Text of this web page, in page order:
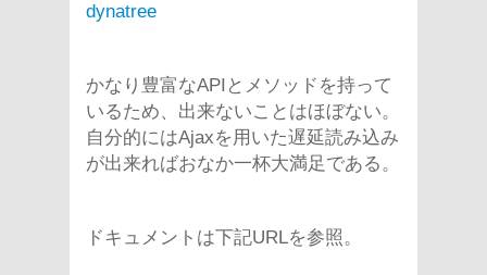
dynatree
かなり豊富なAPIとメソッドを持って
いるため、出来ないことはほぼない。
自分的にはAjaxを用いた遅延読み込み
が出来ればおなか一杯大満足である。
ドキュメントは下記URLを参照。